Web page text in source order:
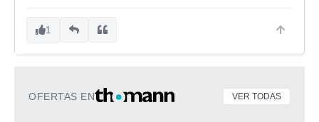
1
OFERTAS EN VER TODAS